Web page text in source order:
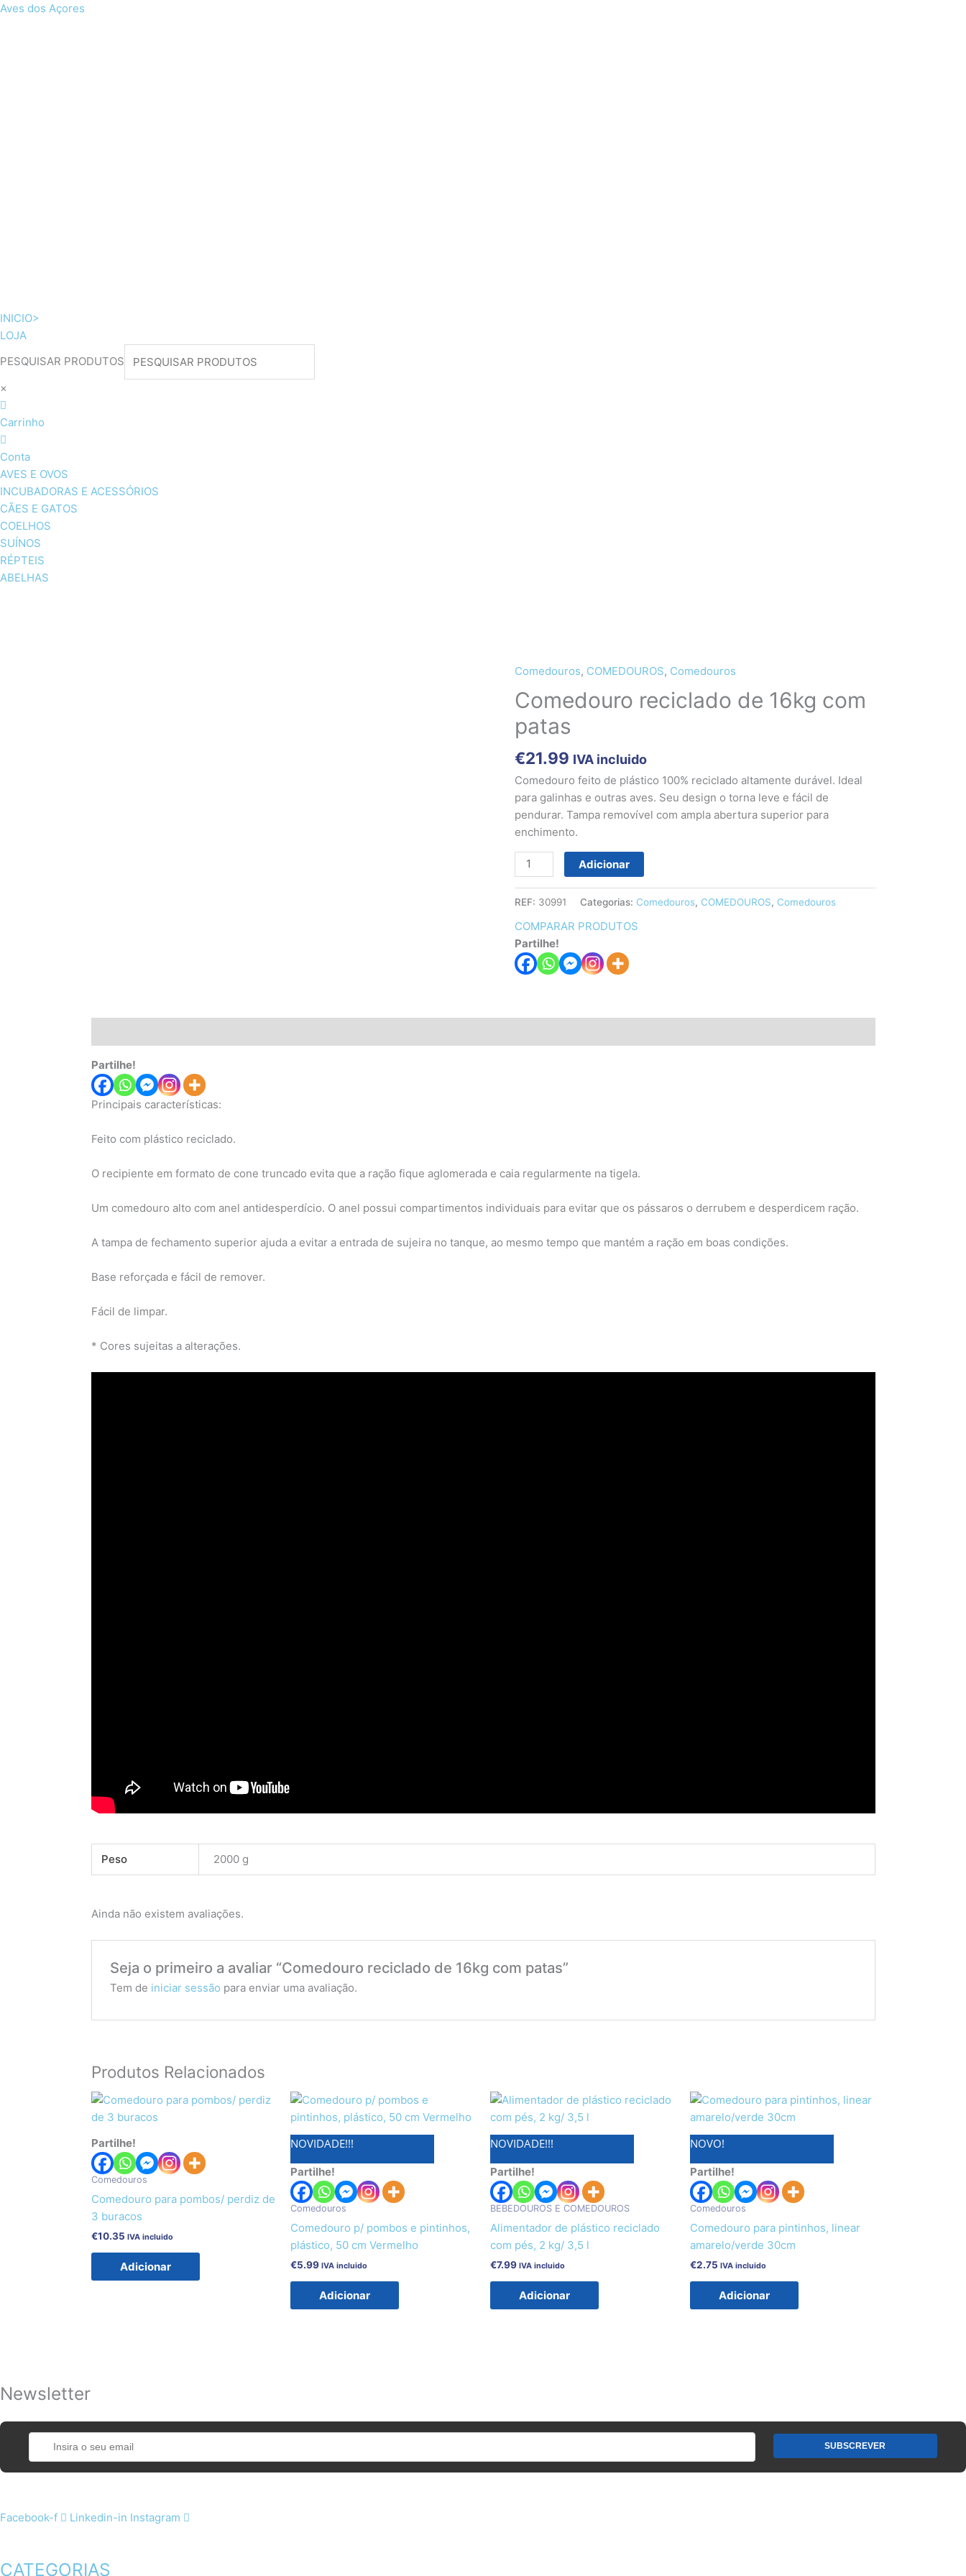
Skip
Aves dos Açores
INICIO>
LOJA
PESQUISAR PRODUTOS
×
Carrinho
Conta
AVES E OVOS
INCUBADORAS E ACESSÓRIOS
CÃES E GATOS
COELHOS
SUÍNOS
RÉPTEIS
ABELHAS
Comedouros, COMEDOUROS, Comedouros
Comedouro reciclado de 16kg com
patas
€21.99 IVA incluido
Comedouro feito de plástico 100% reciclado altamente durável. Ideal
para galinhas e outras aves. Seu design o torna leve e fácil de
pendurar. Tampa removível com ampla abertura superior para
enchimento.
Quantidade
de
Comedouro
reciclado
de
16kg
com
patas
Adicionar
REF: 30991 Categorias: Comedouros, COMEDOUROS, Comedouros
COMPARAR PRODUTOS
Partilhe!
Partilhe!
Principais características:
Feito com plástico reciclado.
O recipiente em formato de cone truncado evita que a ração fique aglomerada e caia regularmente na tigela.
Um comedouro alto com anel antidesperdício. O anel possui compartimentos individuais para evitar que os pássaros o derrubem e desperdicem ração.
A tampa de fechamento superior ajuda a evitar a entrada de sujeira no tanque, ao mesmo tempo que mantém a ração em boas condições.
Base reforçada e fácil de remover.
Fácil de limpar.
* Cores sujeitas a alterações.
Peso 2000 g
Ainda não existem avaliações.
Seja o primeiro a avaliar “Comedouro reciclado de 16kg com patas”
Tem de iniciar sessão para enviar uma avaliação.
Produtos Relacionados
Partilhe!
Comedouros
Comedouro para pombos/ perdiz de
3 buracos
€10.35 IVA incluido
Adicionar
NOVIDADE!!!
Partilhe!
Comedouros
Comedouro p/ pombos e pintinhos,
plástico, 50 cm Vermelho
€5.99 IVA incluido
Adicionar
NOVIDADE!!!
Partilhe!
BEBEDOUROS E COMEDOUROS
Alimentador de plástico reciclado
com pés, 2 kg/ 3,5 l
€7.99 IVA incluido
Adicionar
NOVO!
Partilhe!
Comedouros
Comedouro para pintinhos, linear
amarelo/verde 30cm
€2.75 IVA incluido
Adicionar
Newsletter
Facebook-f Linkedin-in Instagram
CATEGORIAS